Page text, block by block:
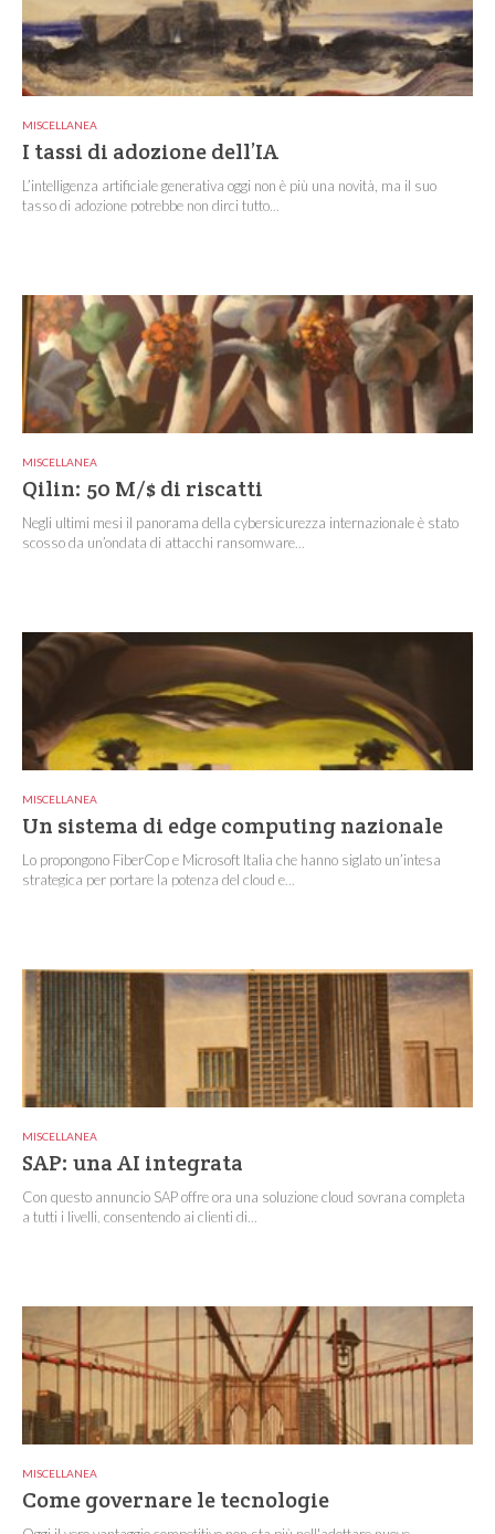
MISCELLANEA
I tassi di adozione dell’IA
L’intelligenza artificiale generativa oggi non è più una novità, ma il suo
tasso di adozione potrebbe non dirci tutto...
MISCELLANEA
Qilin: 50 M/$ di riscatti
Negli ultimi mesi il panorama della cybersicurezza internazionale è stato
scosso da un’ondata di attacchi ransomware...
MISCELLANEA
Un sistema di edge computing nazionale
Lo propongono FiberCop e Microsoft Italia che hanno siglato un’intesa
strategica per portare la potenza del cloud e...
MISCELLANEA
SAP: una AI integrata
Con questo annuncio SAP offre ora una soluzione cloud sovrana completa
a tutti i livelli, consentendo ai clienti di...
MISCELLANEA
Come governare le tecnologie